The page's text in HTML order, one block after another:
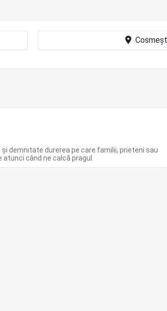
demnitate durerea pe care familii, prieteni sau
când ne calcă pragul